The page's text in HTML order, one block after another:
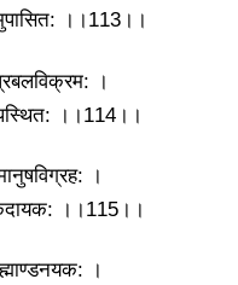
।।113।।
।
।।114।।
।
।।115।।
।